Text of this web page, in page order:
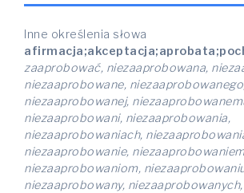
Inne określenia słowa
zaaprobować, niezaaprobowana,
niezaaprobowane,
niezaaprobowanej,
niezaaprobowani, niezaaprobowania,
niezaaprobowaniach,
niezaaprobowanie,
niezaaprobowaniom,
niezaaprobowany, niezaaprobowanych,